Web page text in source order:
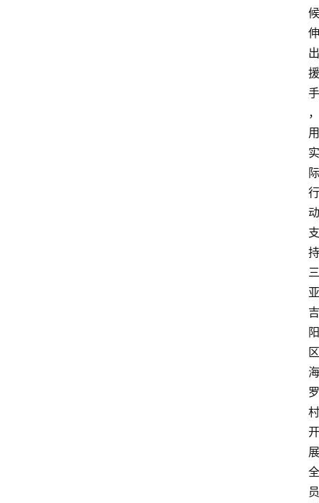
候
伸
出
援
手
，
用
实
际
行
动
支
持
三
亚
吉
阳
区
海
罗
村
开
展
全
员